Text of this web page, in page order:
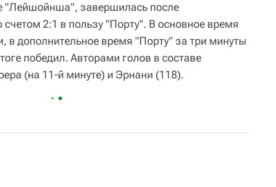
"Лейшойнша", завершилась после
2:1 в пользу "Порту". В основное время
в дополнительное время "Порту" за три минуты
победил. Авторами голов в составе
(на 11-й минуте) и Эрнани (118).